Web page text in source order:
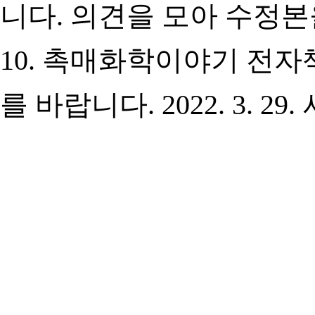
니다. 의견을 모아 수정
10. 촉매화학이야기 전
를 바랍니다. 2022. 3. 29.